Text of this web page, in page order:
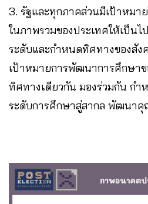
3. รัฐและทุกภาคส่วนมีเป้าหม
ในภาพรวมของประเทศให้เป็น
ระดับและกำหนดทิศทางของสั
เป้าหมายการพัฒนาการศึกษาข
ทิศทางเดียวกัน มองร่วมกัน ก
ระดับการศึกษาสู่สากล พัฒนา